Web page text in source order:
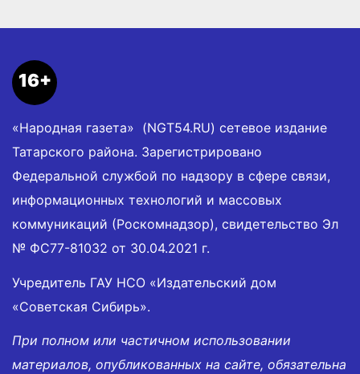
16+
«Народная газета» (NGT54.RU) сетевое издание
Татарского района. Зарегистрировано
Федеральной службой по надзору в сфере связи,
информационных технологий и массовых
коммуникаций (Роскомнадзор), свидетельство Эл
№ ФС77-81032 от 30.04.2021 г.
Учредитель ГАУ НСО «Издательский дом
«Советская Сибирь».
При полном или частичном использовании
материалов, опубликованных на сайте, обязательна